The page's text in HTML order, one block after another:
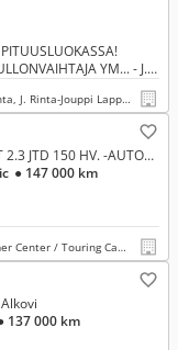
YM... - J.
Lappeenranta, J. Rinta-Jouppi Lappeenranta
2.3, Semi-Intergrated, FIAT 2.3 JTD 150 HV. -AUTOMAATTI
● 147 000 km
Espoo, Hymer Center / Touring Camp Oy
137 000 km